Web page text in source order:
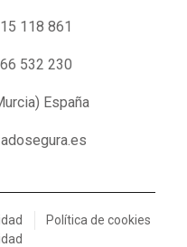
118 861
532 230
España
Política de cookies